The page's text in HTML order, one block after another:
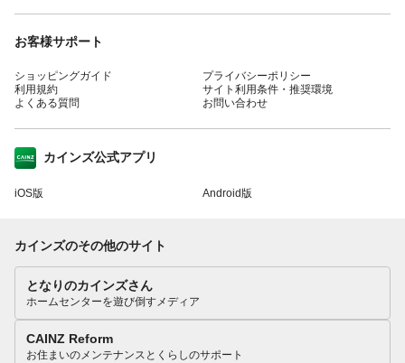
お客様サポート
ショッピングガイド
利用規約
よくある質問
プライバシーポリシー
サイト利用条件・推奨環境
お問い合わせ
カインズ公式アプリ
iOS版 Android版
カインズのその他のサイト
となりのカインズさん
ホームセンターを遊び倒すメディア
CAINZ Reform
お住まいのメンテナンスとくらしのサポート